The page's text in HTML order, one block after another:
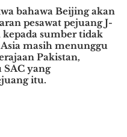
bahawa Beijing akan
pesawat pejuang J-
sumber tidak
masih menunggu
Pakistan,
SAC yang
itu.